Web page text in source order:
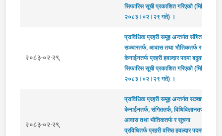
सिफारिस सूची प्रकाशित गरिएको (मिति:
२०८३।०२।२९ गते) ।
२०८३-०२-२९
प्राविधिक प्रहरी समूह अन्तर्गत संगिततर्फ,
सञ्चारतर्फ, आवास तथा भौतिकतर्फ र
केनाईनतर्फ प्रहरी हवल्दार पदमा बढुवा
सिफारिस सूची प्रकाशित गरिएको (मिति:
२०८३।०२।२९ गते) ।
२०८३-०२-२९
प्राविधिक प्रहरी समूह अन्तर्गत सञ्चारतर्फ,
केनाईनतर्फ, संगिततर्फ, विधिविज्ञानतर्फ,
आवास तथा भौतिकतर्फ र सूचना
प्रविधितर्फ प्रहरी वरिष्ठ हवल्दार पदमा